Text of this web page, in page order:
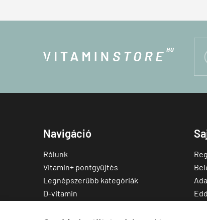
Navigáció
Rólunk
Vitamin+ pontgyűjtés
Legnépszerűbb kategóriák
D-vitamin